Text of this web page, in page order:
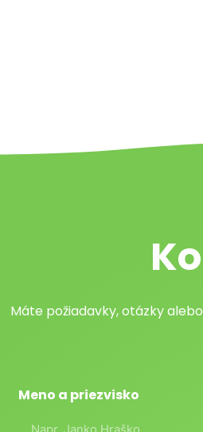
Máte požiadavky, otázky
Meno a priezvisko